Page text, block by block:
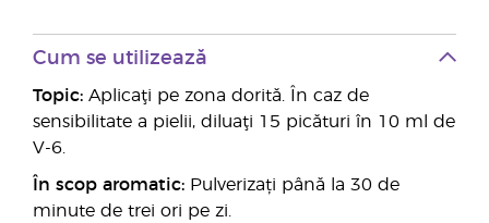
Cum se utilizează
Topic: Aplicaţi pe zona dorită. În caz de
sensibilitate a pielii, diluaţi 15 picături în 10 ml de
V-6.
În scop aromatic: Pulverizați până la 30 de
minute de trei ori pe zi.